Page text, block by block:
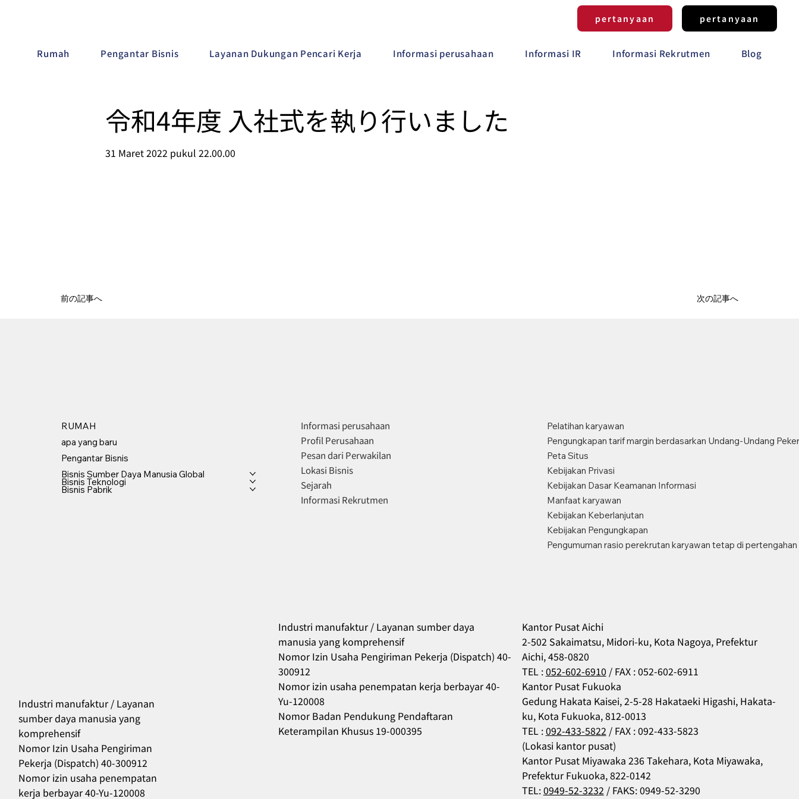
pertanyaan pertanyaan
Rumah Pengantar Bisnis Layanan Dukungan Pencari Kerja Informasi perusahaan Informasi IR Informasi Rekrutmen Blog
令和4年度 入社式を執り行いました
31 Maret 2022 pukul 22.00.00
前の記事へ 次の記事へ
RUMAH
apa yang baru
Pengantar Bisnis
Bisnis Sumber Daya Manusia Global
Bisnis Teknologi
Bisnis Pabrik
Informasi perusahaan
Profil Perusahaan
Pesan dari Perwakilan
Lokasi Bisnis
Sejarah
Informasi Rekrutmen
Pelatihan karyawan
Pengungkapan tarif margin berdasarkan Undang-Undang
Peta Situs
Kebijakan Privasi
Kebijakan Dasar Keamanan Informasi
Manfaat karyawan
Kebijakan Keberlanjutan
Kebijakan Pengungkapan
Pengumuman rasio perekrutan karyawan tetap di pertengahan
556
Industri manufaktur / Layanan
sumber daya manusia yang
komprehensif
Nomor Izin Usaha Pengiriman
Pekerja (Dispatch) 40-300912
Nomor izin usaha penempatan
kerja berbayar 40-Yu-120008
Industri manufaktur / Layanan sumber daya
manusia yang komprehensif
Nomor Izin Usaha Pengiriman Pekerja (Dispatch) 40-
300912
Nomor izin usaha penempatan kerja berbayar 40-
Yu-120008
Nomor Badan Pendukung Pendaftaran
Keterampilan Khusus 19-000395
Kantor Pusat Aichi
2-502 Sakaimatsu, Midori-ku, Kota Nagoya, Prefektur
Aichi, 458-0820
TEL :052-602-6910 / FAX : 052-602-6911
Kantor Pusat Fukuoka
Gedung Hakata Kaisei, 2-5-28 Hakataeki Higashi, Hakata-
ku, Kota Fukuoka, 812-0013
TEL :092-433-5822 / FAX : 092-433-5823
(Lokasi kantor pusat)
Kantor Pusat Miyawaka 236 Takehara, Kota Miyawaka,
Prefektur Fukuoka, 822-0142
TEL:0949-52-3232 / FAKS: 0949-52-3290